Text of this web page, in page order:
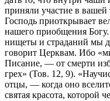
приняли участие в вашей
Господь приоткрывает
нашего приобщения
нищеты и страданий мы
говорит Церквам. Ибо
Писание, — от смерти
грех» (Тов. 12, 9).
отцы, — когда оно
святая красота, которой